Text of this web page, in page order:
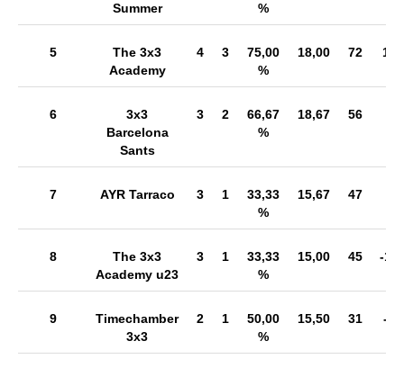
Summer
%
5
The 3x3
Academy
4 3
75,00
%
18,00 72 14
6
3x3
Barcelona
Sants
3 2
66,67
%
18,67 56
7 AYR Tarraco 3 1
33,33
%
15,67 47
8
The 3x3
Academy u23
3 1
33,33
%
15,00 45 -13
9
Timechamber
3x3
2 1
50,00
%
15,50 31 -1